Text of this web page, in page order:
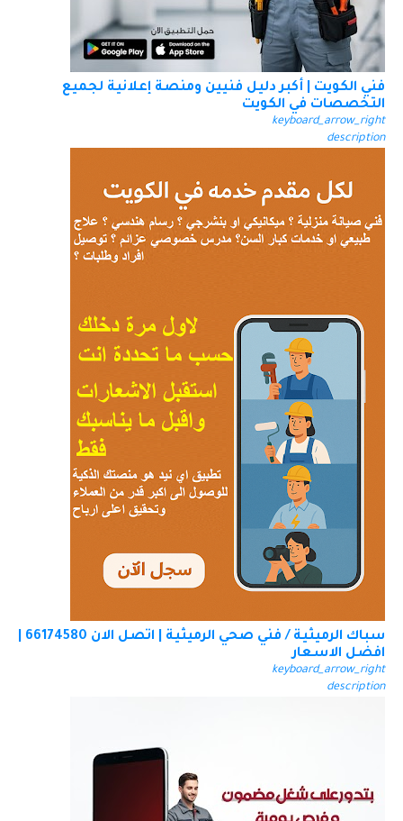
فني الكويت | أكبر دليل فنيين ومنصة إعلانية لجميع
التخصصات في الكويت
keyboard_arrow_right
description
افضل الاسعار
keyboard_arrow_right
description